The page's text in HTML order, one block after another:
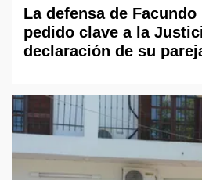
La defensa de
pedido clave a la
declaración de su